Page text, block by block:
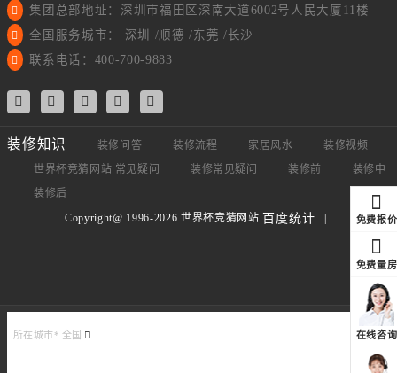
免费报价
免费量房
在线咨询
集团总部地址：深圳市福田区深南大道6002号人民大厦11楼
全国服务城市： 深圳 /顺德 /东莞 /长沙
联系电话：400-700-9883
装修知识 装修问答 装修流程 家居风水
装修视频
世界杯竞猜网站 常见疑问
装修常见疑问 装修前
装修中
装修后
Copyright@ 1996-2026 世界杯竞猜网站 百度统计
所在城市* 全国